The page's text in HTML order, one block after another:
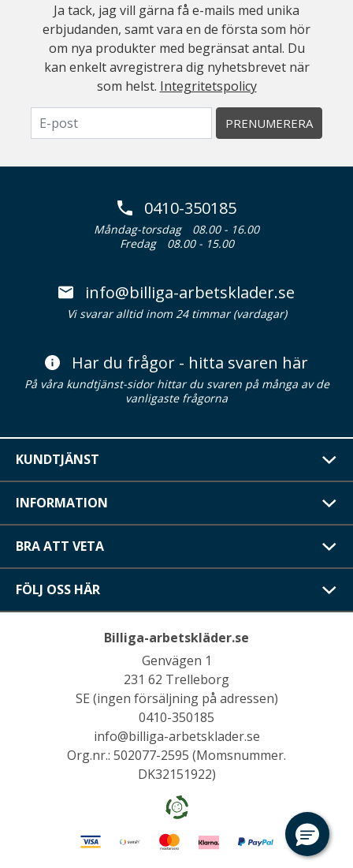
Ja tack, jag vill gärna få e-mails med unika
erbjudanden, samt vara en de första som hör
om nya produkter med begränsat antal. Du
kan enkelt avregistrera dig nyhetsbrevet när
som helst. Integritetspolicy
PRENUMERERA
0410-350185
Måndag-torsdag
08.00 - 16.00
Fredag
08.00 - 15.00
info@billiga-arbetsklader.se
Vi svarar alltid inom 24 timmar (vardagar)
Har du frågor - hitta svaren här
På våra kundtjänst-sidor hittar du svaren på många av de
vanligaste frågorna
KUNDTJÄNST
INFORMATION
BRA ATT VETA
FÖLJ OSS HÄR
Billiga-arbetskläder.se
Genvägen 1
231 62 Trelleborg
SE (ingen försäljning på adressen)
0410-350185
info@billiga-arbetsklader.se
Org.nr.: 502077-2595 (Momsnummer.
DK32151922)